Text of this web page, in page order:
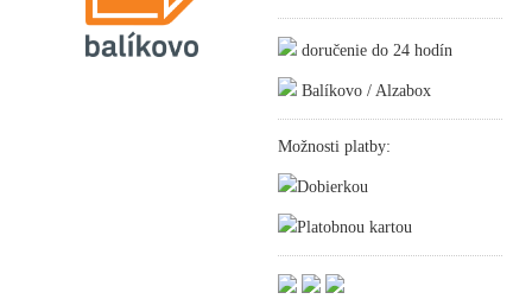
doručenie do 24 hodín
Balíkovo / Alzabox
Možnosti platby:
Dobierkou
Platobnou kartou